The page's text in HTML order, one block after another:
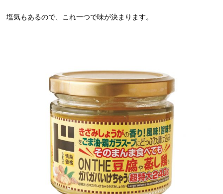
塩気もあるので、これ一つで味が決まります。